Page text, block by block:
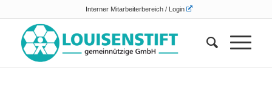
Interner Mitarbeiterbereich / Login